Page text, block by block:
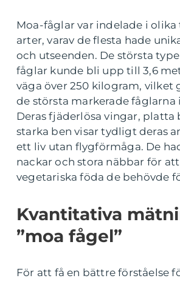
Moa-fåglar var indelade i olika
arter, varav de flesta hade
och utseenden. De största
fåglar kunde bli upp till 3,6
väga över 250 kilogram, vilket
de största markerade fåglarna
Deras fjäderlösa vingar, platta
starka ben visar tydligt deras
ett liv utan flygförmåga. De
nackar och stora näbbar för
vegetariska föda de behövde
Kvantitativa
”moa fågel”
För att få en bättre förståelse